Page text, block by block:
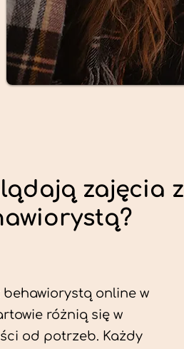
zajęcia z
behawiorystą online w
różnią się w
od potrzeb. Każdy